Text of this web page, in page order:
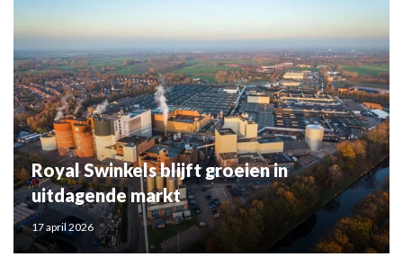
Royal Swinkels blijft groeien in
uitdagende markt
17 april 2026